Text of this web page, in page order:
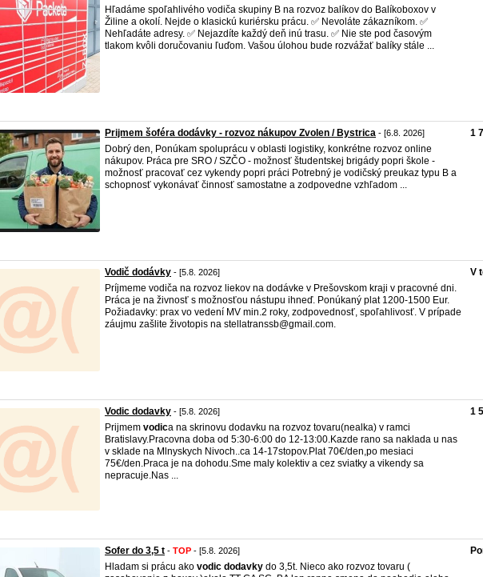
Hľadáme spoľahlivého vodiča skupiny B na rozvoz balíkov do Balíkoboxov v
Žiline a okolí. Nejde o klasickú kuriérsku prácu. ✅ Nevoláte zákazníkom. ✅
Nehľadáte adresy. ✅ Nejazdíte každý deň inú trasu. ✅ Nie ste pod časovým
tlakom kvôli doručovaniu ľuďom. Vašou úlohou bude rozvážať balíky stále ...
Prijmem šoféra dodávky - rozvoz nákupov Zvolen / Bystrica - [6.8. 2026]
Dobrý den, Ponúkam spoluprácu v oblasti logistiky, konkrétne rozvoz online
nákupov. Práca pre SRO / SZČO - možnosť študentskej brigády popri škole -
možnosť pracovať cez vykendy popri práci Potrebný je vodičský preukaz typu B a
schopnosť vykonávať činnosť samostatne a zodpovedne vzhľadom ...
1
Vodič dodávky - [5.8. 2026]
Príjmeme vodiča na rozvoz liekov na dodávke v Prešovskom kraji v pracovné dni.
Práca je na živnosť s možnosťou nástupu ihneď. Ponúkaný plat 1200-1500 Eur.
Požiadavky: prax vo vedení MV min.2 roky, zodpovednosť, spoľahlivosť. V prípade
záujmu zašlite životopis na stellatranssb@gmail.com.
V
Vodic dodavky - [5.8. 2026]
Prijmem vodica na skrinovu dodavku na rozvoz tovaru(nealka) v ramci
Bratislavy.Pracovna doba od 5:30-6:00 do 12-13:00.Kazde rano sa naklada u nas
v sklade na Mlnyskych Nivoch..ca 14-17stopov.Plat 70€/den,po mesiaci
75€/den.Praca je na dohodu.Sme maly kolektiv a cez sviatky a vikendy sa
nepracuje.Nas ...
1
Sofer do 3,5 t - TOP - [5.8. 2026]
Hladam si prácu ako vodic dodavky do 3,5t. Nieco ako rozvoz tovaru (